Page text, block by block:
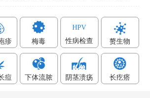
疹 梅毒
HPV
性病检查
赘生物
痘 下体流脓 阴茎溃疡 长疙瘩